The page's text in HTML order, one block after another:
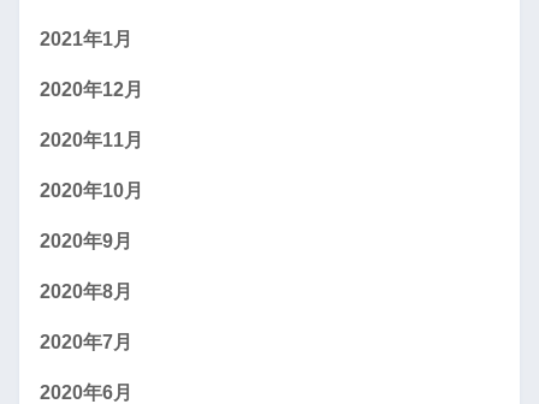
2021年1月
2020年12月
2020年11月
2020年10月
2020年9月
2020年8月
2020年7月
2020年6月